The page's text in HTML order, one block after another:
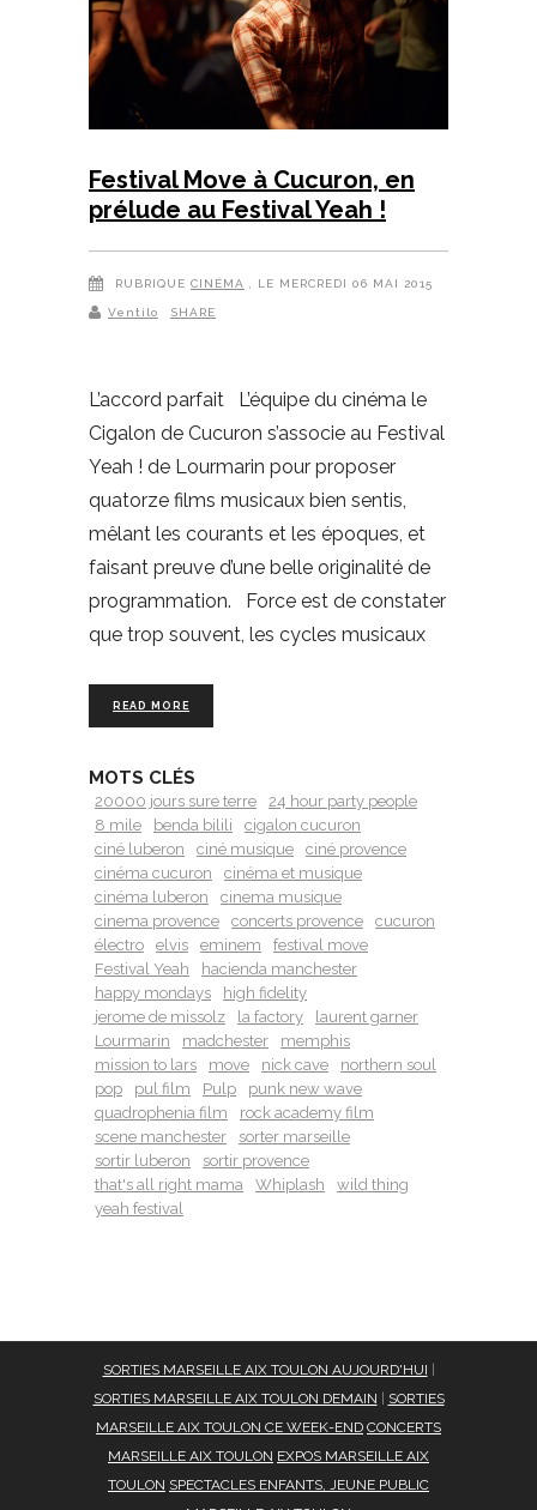
Festival Move à Cucuron, en
prélude au Festival Yeah !
RUBRIQUE CINÉMA , LE MERCREDI 06 MAI 2015
Ventilo SHARE
L’accord parfait L’équipe du cinéma le
Cigalon de Cucuron s’associe au Festival
Yeah ! de Lourmarin pour proposer
quatorze films musicaux bien sentis,
mêlant les courants et les époques, et
faisant preuve d’une belle originalité de
programmation. Force est de constater
que trop souvent, les cycles musicaux
READ MORE
MOTS CLÉS
20000 jours sure terre
24 hour party people
8 mile
benda bilili
cigalon cucuron
ciné luberon
ciné musique
ciné provence
cinéma cucuron
cinéma et musique
cinéma luberon
cinema musique
cinema provence
concerts provence
cucuron
électro
elvis eminem
festival move
Festival Yeah
hacienda manchester
happy mondays
high fidelity
jerome de missolz
la factory
laurent garner
Lourmarin
madchester
memphis
mission to lars
move nick cave
northern soul
pop
pul film Pulp
punk new wave
quadrophenia film
rock academy film
scene manchester
sorter marseille
sortir luberon
sortir provence
that's all right mama
Whiplash
wild thing
yeah festival
SORTIES MARSEILLE AIX TOULON AUJOURD'HUI
SORTIES MARSEILLE AIX TOULON DEMAIN
SORTIES
MARSEILLE AIX TOULON CE WEEK-END CONCERTS
MARSEILLE AIX TOULON EXPOS MARSEILLE AIX
TOULON SPECTACLES ENFANTS, JEUNE PUBLIC